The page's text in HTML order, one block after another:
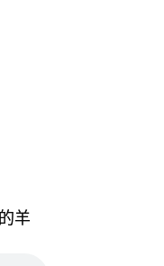
羊